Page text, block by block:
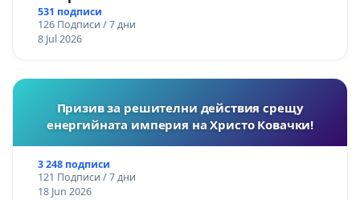
531 подписи
126 Подписи / 7 дни
8 Jul 2026
Призив за решителни действия срещу
енергийната империя на Христо Ковачки!
3 248 подписи
121 Подписи / 7 дни
18 Jun 2026